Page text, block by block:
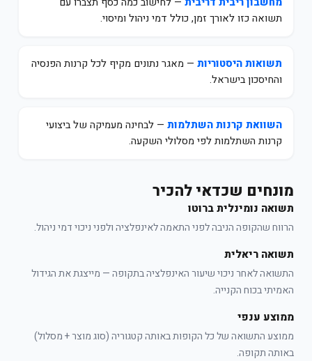
תשואה כזו לאורך זמן, כולל דמי ניהול ומיסוי.
תשואות היסטוריות — מאגר נתונים מקיף לכל קרנות הפנסיה
והחיסכון בישראל.
השוואת קרנות השתלמות — לבחינה מעמיקה של ביצועי
קרנות השתלמות לפי מסלולי השקעה.
מונחים שכדאי להכיר
תשואה נומינלית ברוטו
הרווח שהקופה הניבה לפני התאמה לאינפלציה ולפני ניכוי דמי ניהול.
תשואה ריאלית
התשואה לאחר ניכוי שיעור האינפלציה בתקופה — מייצגת את הגידול
האמיתי בכוח הקנייה.
ממוצע ענפי
ממוצע התשואה של כל הקופות באותה קטגוריה (סוג מוצר + מסלול)
באותה תקופה.